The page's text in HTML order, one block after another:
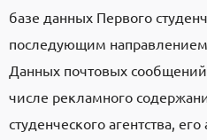
базе данных Первого
последующим
Данных почтовых
числе рекламного
студенческого агентства,